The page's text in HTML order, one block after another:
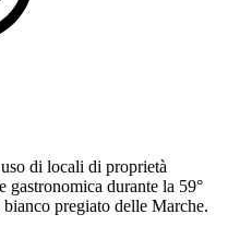
di locali di proprietà
gastronomica durante la 59°
pregiato delle Marche.